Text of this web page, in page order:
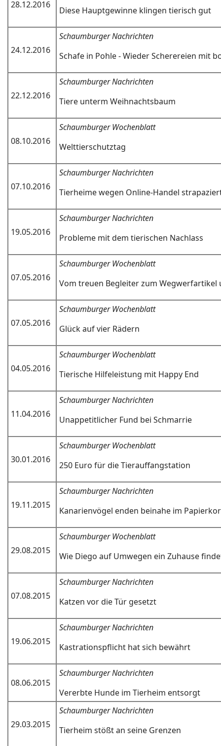
28.12.2016
Diese Hauptgewinne klingen tierisch gut
24.12.2016
Schaumburger Nachrichten
Schafe in Pohle - Wieder Scherereien mit
22.12.2016
Schaumburger Nachrichten
Tiere unterm Weihnachtsbaum
08.10.2016
Schaumburger Wochenblatt
Welttierschutztag
07.10.2016
Schaumburger Nachrichten
Tierheime wegen Online-Handel
19.05.2016
Schaumburger Nachrichten
Probleme mit dem tierischen Nachlass
07.05.2016
Schaumburger Wochenblatt
Vom treuen Begleiter zum Wegwerfartikel
07.05.2016
Schaumburger Wochenblatt
Glück auf vier Rädern
04.05.2016
Schaumburger Wochenblatt
Tierische Hilfeleistung mit Happy End
11.04.2016
Schaumburger Nachrichten
Unappetitlicher Fund bei Schmarrie
30.01.2016
Schaumburger Wochenblatt
250 Euro für die Tierauffangstation
19.11.2015
Schaumburger Nachrichten
Kanarienvögel enden beinahe im
29.08.2015
Schaumburger Wochenblatt
Wie Diego auf Umwegen ein Zuhause
07.08.2015
Schaumburger Nachrichten
Katzen vor die Tür gesetzt
19.06.2015
Schaumburger Nachrichten
Kastrationspflicht hat sich bewährt
08.06.2015
Schaumburger Nachrichten
Vererbte Hunde im Tierheim entsorgt
29.03.2015
Schaumburger Nachrichten
Tierheim stößt an seine Grenzen